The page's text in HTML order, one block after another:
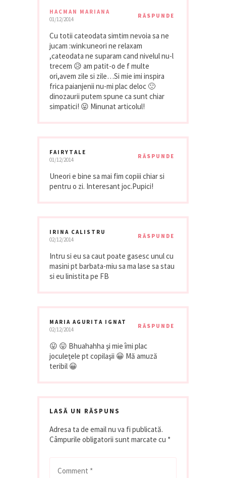
HACMAN MARIANA
01/12/2014
RĂSPUNDE
Cu totii cateodata simtim nevoia sa ne
jucam :wink:uneori ne relaxam
,cateodata ne suparam cand nivelul nu-l
trecem 😥 am patit-o de f multe
ori,avem zile si zile…Si mie imi inspira
frica paianjenii nu-mi plac deloc 🙁
dinozaurii putem spune ca sunt chiar
simpatici! 😛 Minunat articolul!
FAIRYTALE
01/12/2014
RĂSPUNDE
Uneori e bine sa mai fim copiii chiar si
pentru o zi. Interesant joc.Pupici!
IRINA CALISTRU
02/12/2014
RĂSPUNDE
Intru si eu sa caut poate gasesc unul cu
masini pt barbata-miu sa ma lase sa stau
si eu linistita pe FB
MARIA AGURITA IGNAT
02/12/2014
RĂSPUNDE
😛 😛 Bhuahahha şi mie îmi plac
joculeţele pt copilaşii 😀 Mă amuză
teribil 😀
LASĂ UN RĂSPUNS
Adresa ta de email nu va fi publicată.
Câmpurile obligatorii sunt marcate cu *